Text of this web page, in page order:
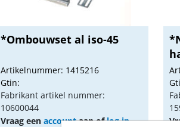
*Ombouwset al iso-45
Artikelnummer: 1415216
Gtin:
Fabrikant artikel nummer:
10600044
Vraag een accountaan oflog in